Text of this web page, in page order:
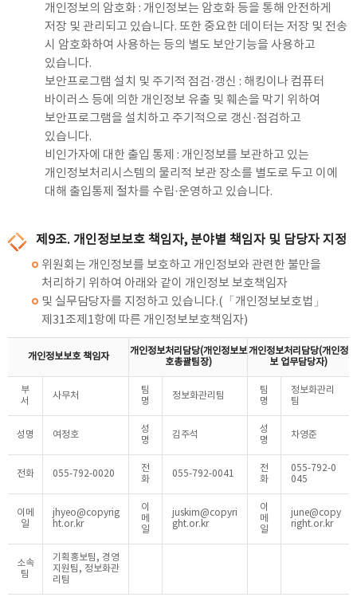
개인정보의 암호화 : 개인정보는 암호화 등을 통해 안전하게
저장 및 관리되고 있습니다. 또한 중요한 데이터는 저장 및 전송
시 암호화하여 사용하는 등의 별도 보안기능을 사용하고
있습니다.
보안프로그램 설치 및 주기적 점검·갱신 : 해킹이나 컴퓨터
바이러스 등에 의한 개인정보 유출 및 훼손을 막기 위하여
보안프로그램을 설치하고 주기적으로 갱신·점검하고
있습니다.
비인가자에 대한 출입 통제 : 개인정보를 보관하고 있는
개인정보처리시스템의 물리적 보관 장소를 별도로 두고 이에
대해 출입통제 절차를 수립·운영하고 있습니다.
제9조. 개인정보보호 책임자, 분야별 책임자 및 담당자 지정
위원회는 개인정보를 보호하고 개인정보와 관련한 불만을
처리하기 위하여 아래와 같이 개인정보 보호책임자
및 실무담당자를 지정하고 있습니다.(「개인정보보호법」
제31조제1항에 따른 개인정보보호책임자)
개인정보보호 책임자
개인정보처리담당(개인정보보
호총괄팀장)
개인정보처리담당(개인정
보 업무담당자)
부
서
사무처
팀
명
정보화관리팀
팀
명
정보화관리
팀
성명 여정호
성
명
김주석
성
명
차영준
전화 055-792-0020
전
화
055-792-0041
전
화
055-792-0
045
이메
일
jhyeo@copyrig
ht.or.kr
이
메
일
juskim@copyri
ght.or.kr
이
메
일
june@copy
right.or.kr
소속
팀
기획홍보팀, 경영
지원팀, 정보화관
리팀